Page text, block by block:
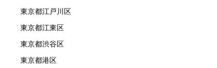
東京都江戸川区
東京都江東区
東京都渋谷区
東京都港区